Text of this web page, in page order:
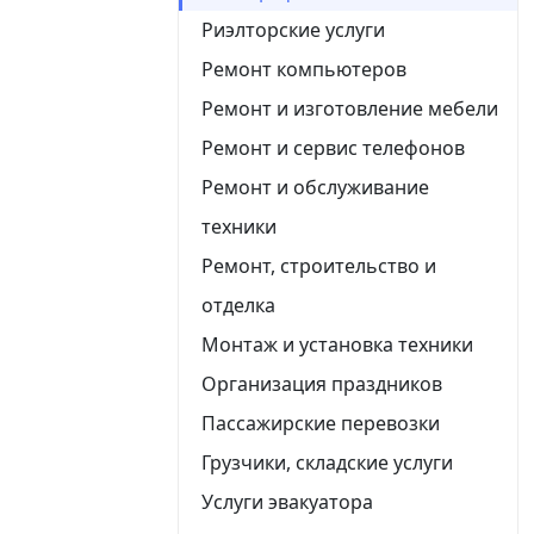
Риэлторские услуги
Ремонт компьютеров
Ремонт и изготовление мебели
Ремонт и сервис телефонов
Ремонт и обслуживание
техники
Ремонт, строительство и
отделка
Монтаж и установка техники
Организация праздников
Пассажирские перевозки
Грузчики, складские услуги
Услуги эвакуатора